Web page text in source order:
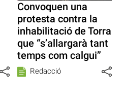
Convoquen una
protesta contra la
inhabilitació de Torra
que “s’allargarà tant
temps com calgui”
Redacció